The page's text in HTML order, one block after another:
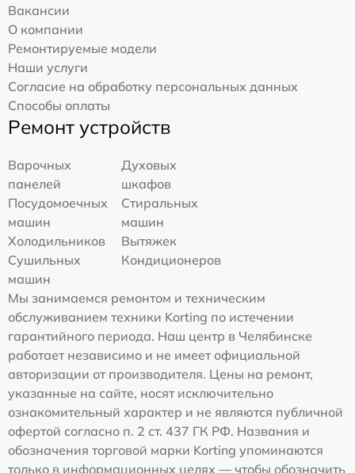
Вакансии
О компании
Ремонтируемые модели
Наши услуги
Согласие на обработку персональных данных
Способы оплаты
Ремонт устройств
Варочных
панелей
Духовых
шкафов
Посудомоечных
машин
Стиральных
машин
Холодильников
Вытяжек
Сушильных
машин
Кондиционеров
Мы занимаемся ремонтом и техническим
обслуживанием техники Korting по истечении
гарантийного периода. Наш центр в Челябинске
работает независимо и не имеет официальной
авторизации от производителя. Цены на ремонт,
указанные на сайте, носят исключительно
ознакомительный характер и не являются публичной
офертой согласно п. 2 ст. 437 ГК РФ. Названия и
обозначения торговой марки Korting упоминаются
только в информационных целях — чтобы обозначить